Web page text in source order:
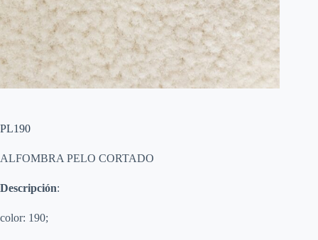
PL190
ALFOMBRA PELO CORTADO
Descripción:
color: 190;